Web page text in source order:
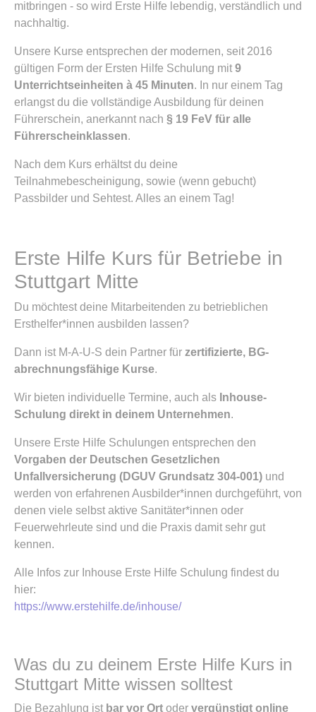
mitbringen - so wird Erste Hilfe lebendig, verständlich und
nachhaltig.
Unsere Kurse entsprechen der modernen, seit 2016
gültigen Form der Ersten Hilfe Schulung mit 9
Unterrichtseinheiten à 45 Minuten. In nur einem Tag
erlangst du die vollständige Ausbildung für deinen
Führerschein, anerkannt nach § 19 FeV für alle
Führerscheinklassen.
Nach dem Kurs erhältst du deine
Teilnahmebescheinigung, sowie (wenn gebucht)
Passbilder und Sehtest. Alles an einem Tag!
Erste Hilfe Kurs für Betriebe in
Stuttgart Mitte
Du möchtest deine Mitarbeitenden zu betrieblichen
Ersthelfer*innen ausbilden lassen?
Dann ist M-A-U-S dein Partner für zertifizierte, BG-
abrechnungsfähige Kurse.
Wir bieten individuelle Termine, auch als Inhouse-
Schulung direkt in deinem Unternehmen.
Unsere Erste Hilfe Schulungen entsprechen den
Vorgaben der Deutschen Gesetzlichen
Unfallversicherung (DGUV Grundsatz 304-001) und
werden von erfahrenen Ausbilder*innen durchgeführt, von
denen viele selbst aktive Sanitäter*innen oder
Feuerwehrleute sind und die Praxis damit sehr gut
kennen.
Alle Infos zur Inhouse Erste Hilfe Schulung findest du
hier:
https://www.erstehilfe.de/inhouse/
Was du zu deinem Erste Hilfe Kurs in
Stuttgart Mitte wissen solltest
Die Bezahlung ist bar vor Ort oder vergünstigt online